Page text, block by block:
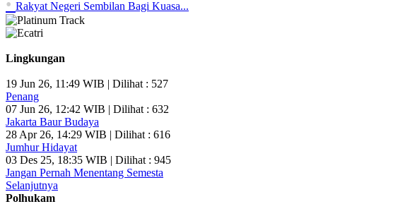
• Rakyat Negeri Sembilan Bagi Kuasa...
Lingkungan
19 Jun 26, 11:49 WIB | Dilihat : 527
Penang
07 Jun 26, 12:42 WIB | Dilihat : 632
Jakarta Baur Budaya
28 Apr 26, 14:29 WIB | Dilihat : 616
Jumhur Hidayat
03 Des 25, 18:35 WIB | Dilihat : 945
Jangan Pernah Menentang Semesta
Selanjutnya
Polhukam